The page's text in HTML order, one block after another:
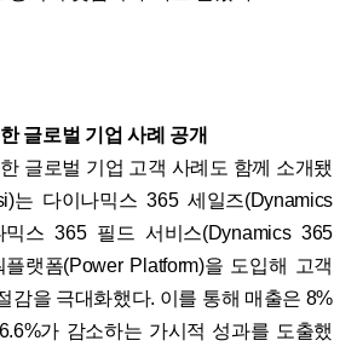
글로벌 기업 사례 공개
글로벌 기업 고객 사례도 함께 소개됐
는 다이나믹스 365 세일즈(Dynamics
스 365 필드 서비스(Dynamics 365
랫폼(Power Platform)을 도입해 고객
감을 극대화했다. 이를 통해 매출은 8%
가 감소하는 가시적 성과를 도출했